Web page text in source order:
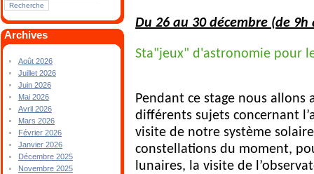
Archives
Août 2026
Juillet 2026
Juin 2026
Mai 2026
Avril 2026
Mars 2026
Février 2026
Janvier 2026
Décembre 2025
Novembre 2025
Du 26 au 30 décembre (de 9h
Sta"jeux" d'astronomie pour
Pendant ce stage nous
différents sujets concernant
visite de notre système
constellations du moment,
lunaires, la visite de